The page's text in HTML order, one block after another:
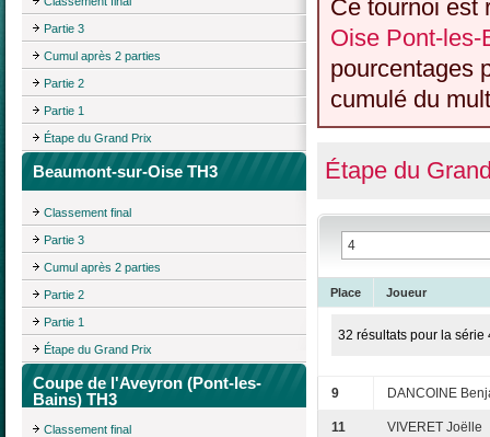
Partie 3
Cumul après 2 parties
Partie 2
Partie 1
Étape du Grand Prix
Beaumont-sur-Oise TH3
Classement final
Partie 3
Cumul après 2 parties
Partie 2
Partie 1
Étape du Grand Prix
Coupe de l'Aveyron (Pont-les-
Bains) TH3
Classement final
Ce tournoi est
Oise Pont-les-
pourcentages
cumulé du
Étape du
Place Joueur
32 résultats pour la série
9 DANCOINE
11 VIVERET Joëlle